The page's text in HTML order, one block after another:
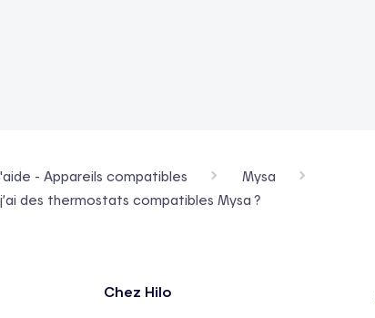
- Appareils compatibles
Mysa
des thermostats compatibles Mysa ?
Chez Hilo